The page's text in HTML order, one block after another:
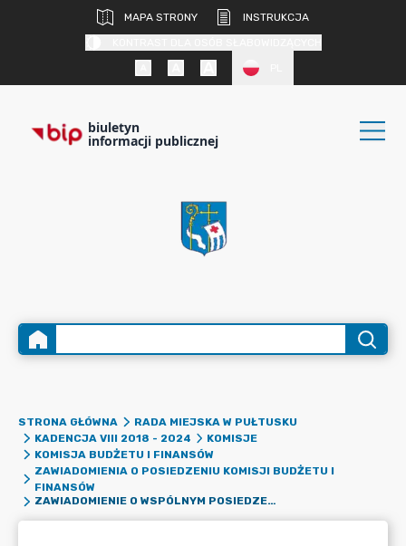
MAPA STRONY
INSTRUKCJA
biuletyn
informacji publicznej
STRONA GŁÓWNA
RADA MIEJSKA W PUŁTUSKU
KADENCJA VIII 2018 - 2024
KOMISJE
KOMISJA BUDŻETU I FINANSÓW
ZAWIADOMIENIA O POSIEDZENIU KOMISJI BUDŻETU I
FINANSÓW
ZAWIADOMIENIE O WSPÓLNYM POSIEDZENIU KOMISJI BUDŻETU I FINANSÓW, KOMISJI REWIZYJNEJ, KOMISJI POLITYKI SPOŁECZNEJ, KOMISJI POLITYKI REGIONALNEJ ORAZ KOMISJI GOSPODARKI KOMUNALNEJ I BUDOWNICTWA RADY MIEJSKIEJ W PUŁTUSKU W DNIU 14 GRUDNIA 2023 R.